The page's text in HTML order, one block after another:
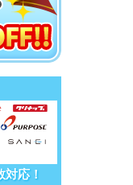
対応！